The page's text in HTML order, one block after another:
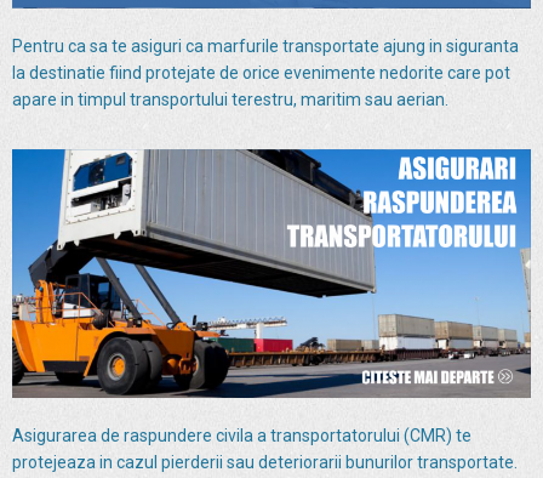
Pentru ca sa te asiguri ca marfurile transportate ajung in siguranta
la destinatie fiind protejate de orice evenimente nedorite care pot
apare in timpul transportului terestru, maritim sau aerian.
Asigurarea de raspundere civila a transportatorului (CMR) te
protejeaza in cazul pierderii sau deteriorarii bunurilor transportate.